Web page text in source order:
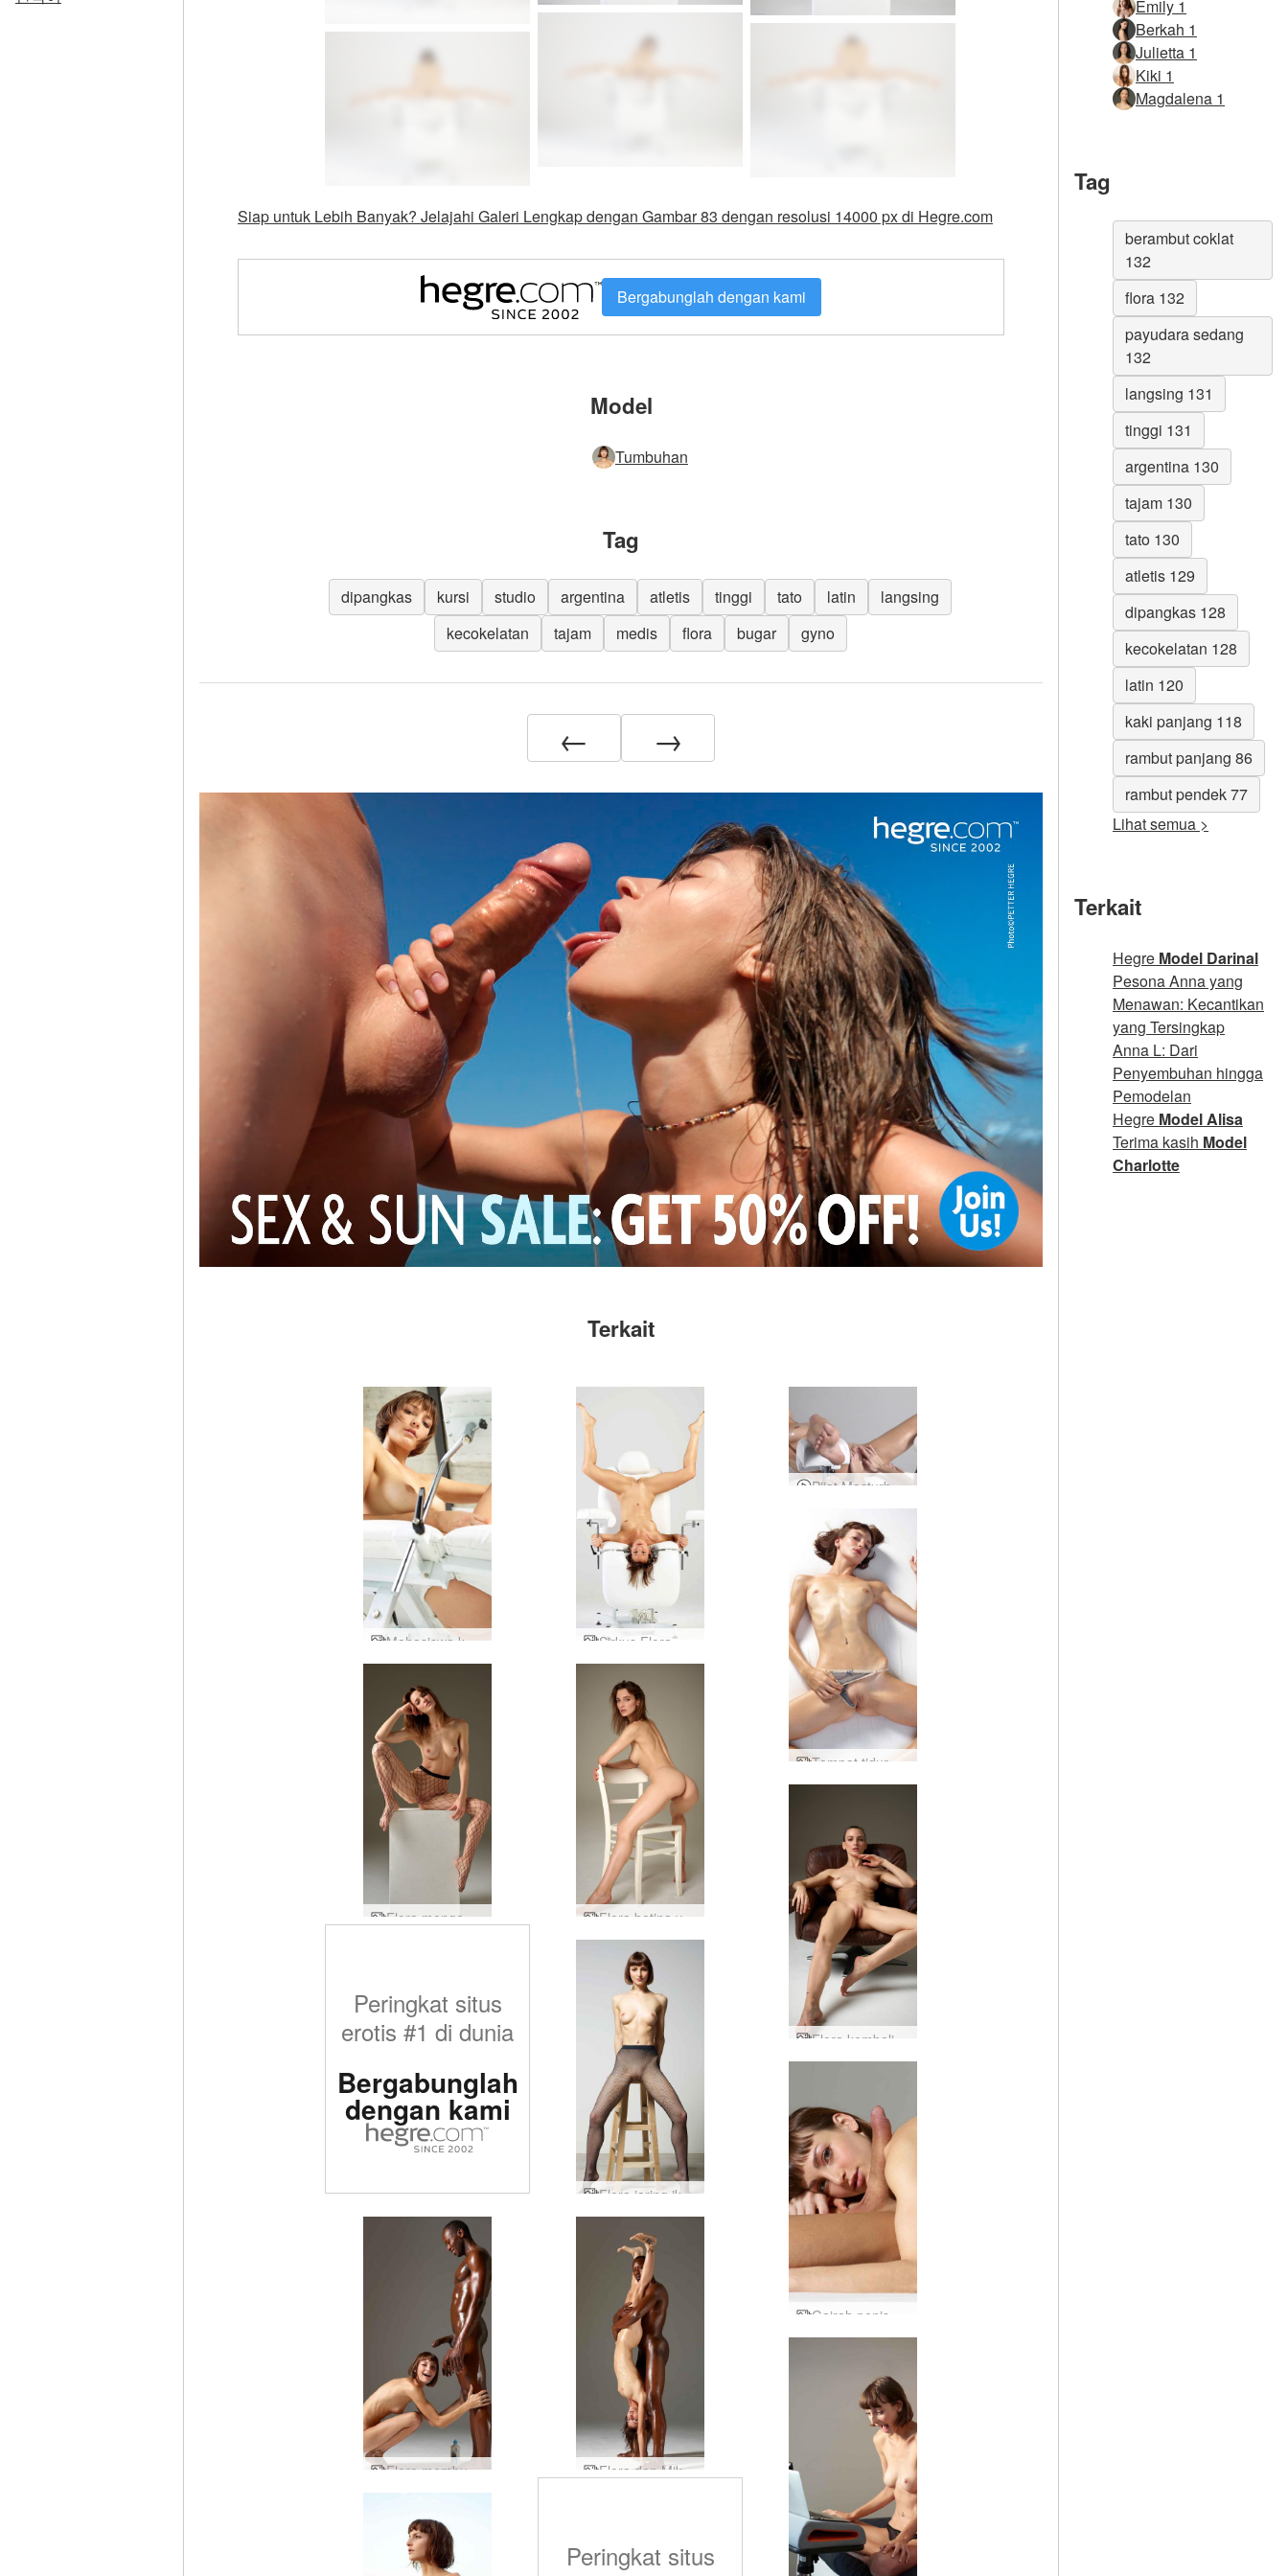
Siap untuk Lebih Banyak? Jelajahi Galeri Lengkap dengan Gambar 83 dengan resolusi 14000 px di Hegre.com
Bergabunglah dengan kami
Model
Tumbuhan
Tag
dipangkas kursi studio argentina atletis tinggi tato latin
langsing
kecokelatan
tajam medis flora bugar gyno
← →
Terkait
Mahasiswa kedokteran Flora Sirkus Flora Gyno
Pijat Masturbasi Medis
Tempat tidur Flora menggoda
Flora mengencangkan penggoda
Peringkat situs
erotis #1 di dunia
Bergabunglah
dengan kami
Flora jaring ikan part1
Flora membuat krim Mike part1 Flora dan Mike menjadi robot seks
Peringkat situs
Emily 1
Berkah 1
Julietta 1
Kiki 1
Magdalena 1
Tag
berambut coklat
132
flora 132
payudara sedang
132
langsing 131
tinggi 131
argentina 130
tajam 130
tato 130
atletis 129
dipangkas 128
kecokelatan 128
latin 120
kaki panjang 118
rambut panjang 86
rambut pendek 77
Lihat semua >
Terkait
Hegre Model Darinal
Pesona Anna yang
Menawan: Kecantikan
yang Tersingkap
Anna L: Dari
Penyembuhan hingga
Pemodelan
Hegre Model Alisa
Terima kasih Model
Charlotte